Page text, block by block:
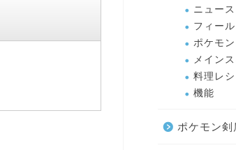
ニュース
フィール
ポケモン
メイン
料理レ
機能
ポケモン剣